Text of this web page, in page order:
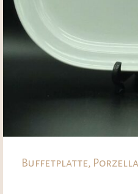
Buffetplatte,